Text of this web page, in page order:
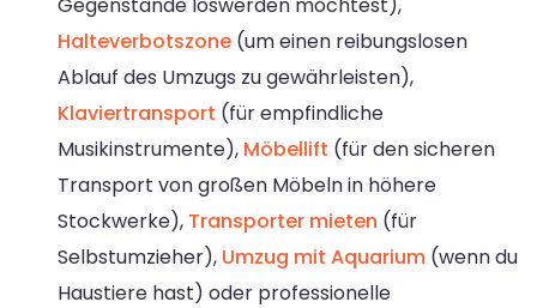
Halteverbotszone (um einen reibungslosen
Ablauf des Umzugs zu gewährleisten),
Klaviertransport (für empfindliche
Musikinstrumente), Möbellift (für den sicheren
Transport von großen Möbeln in höhere
Stockwerke), Transporter mieten (für
Selbstumzieher), Umzug mit Aquarium (wenn du
Haustiere hast) oder professionelle